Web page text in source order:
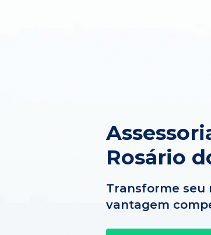
Rosário
Transforme seu
vantagem